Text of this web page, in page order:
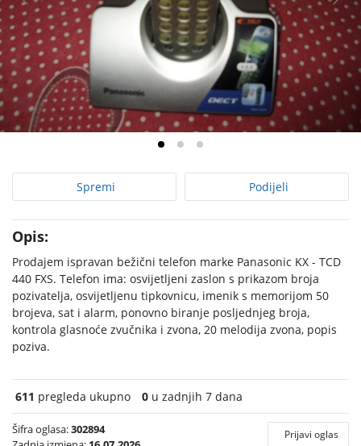
Spremi Podijeli
Opis:
Prodajem ispravan bežični telefon marke Panasonic KX - TCD
440 FXS. Telefon ima: osvijetljeni zaslon s prikazom broja
pozivatelja, osvijetljenu tipkovnicu, imenik s memorijom 50
brojeva, sat i alarm, ponovno biranje posljednjeg broja,
kontrola glasnoće zvučnika i zvona, 20 melodija zvona, popis
poziva.
611 pregleda ukupno 0 u zadnjih 7 dana
Šifra oglasa:302894
Prijavi oglas